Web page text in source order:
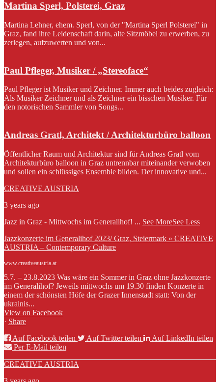
Martina Sperl, Polsterei, Graz
Martina Lehner, ehem. Sperl, von der "Martina Sperl Polsterei" in
Graz, fand ihre Leidenschaft darin, alte Sitzmöbel zu erwerben, zu
zerlegen, aufzuwerten und von...
Paul Pfleger, Musiker / „Stereoface“
Paul Pfleger ist Musiker und Zeichner. Immer auch beides zugleich:
Als Musiker Zeichner und als Zeichner ein bisschen Musiker. Für
den notorischen Sammler von Songs...
Andreas Gratl, Architekt / Architekturbüro balloon
Öffentlicher Raum und Architektur sind für Andreas Gratl vom
Architekturbüro balloon in Graz untrennbar miteinander verwoben
und sollen ein schlüssiges Ensemble bilden. Der innovative und...
CREATIVE AUSTRIA
3 years ago
Jazz in Graz - Mittwochs im Generalihof! ... See MoreSee Less
Jazzkonzerte im Generalihof 2023/ Graz, Steiermark » CREATIVE
AUSTRIA – Contemporary Culture
www.creativeaustria.at
5.7. – 23.8.2023 Was wäre ein Sommer in Graz ohne Jazzkonzerte
im Generalihof? Jeweils mittwochs um 19.30 finden Konzerte in
einem der schönsten Höfe der Grazer Innenstadt statt: Von der
ukrainis...
View on Facebook
· Share
Auf Facebook teilen
Auf Twitter teilen
Auf LinkedIn teilen
Per E-Mail teilen
CREATIVE AUSTRIA